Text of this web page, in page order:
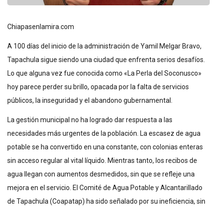
Chiapasenlamira.com
A 100 días del inicio de la administración de Yamil Melgar Bravo,
Tapachula sigue siendo una ciudad que enfrenta serios desafíos.
Lo que alguna vez fue conocida como «La Perla del Soconusco»
hoy parece perder su brillo, opacada por la falta de servicios
públicos, la inseguridad y el abandono gubernamental.
La gestión municipal no ha logrado dar respuesta a las
necesidades más urgentes de la población. La escasez de agua
potable se ha convertido en una constante, con colonias enteras
sin acceso regular al vital líquido. Mientras tanto, los recibos de
agua llegan con aumentos desmedidos, sin que se refleje una
mejora en el servicio. El Comité de Agua Potable y Alcantarillado
de Tapachula (Coapatap) ha sido señalado por su ineficiencia, sin